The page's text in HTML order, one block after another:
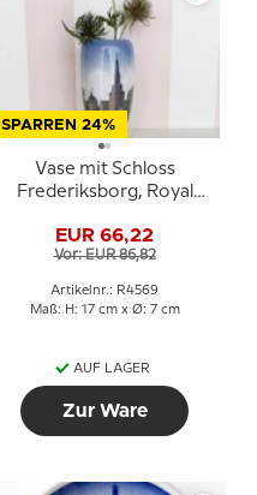
SPARREN 24%
Vase mit Schloss
Frederiksborg, Royal
EUR 66,22
Vor: EUR 86,82
Artikelnr.: R4569
Maß: H: 17 cm x Ø: 7 cm
AUF LAGER
Zur Ware